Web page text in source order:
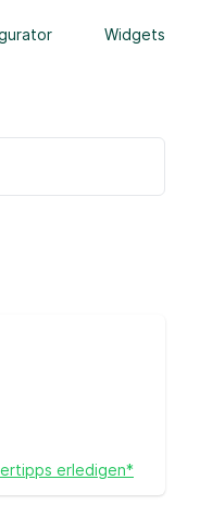
Widgets
erledigen*